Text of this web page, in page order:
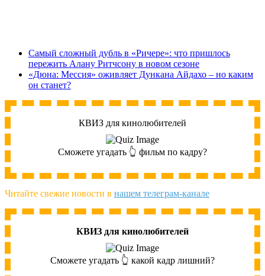
Самый сложный дубль в «Ричере»: что пришлось
пережить Алану Ритчсону в новом сезоне
«Дюна: Мессия» оживляет Дункана Айдахо – но каким
он станет?
КВИЗ для кинолюбителей
Сможете угадать 👆 фильм по кадру?
Читайте свежие новости в нашем телеграм-канале
КВИЗ для кинолюбителей
Сможете угадать 👆 какой кадр лишний?